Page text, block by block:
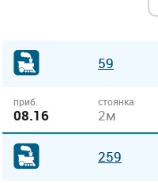
59
приб.
08.16
стоянка
2м
259